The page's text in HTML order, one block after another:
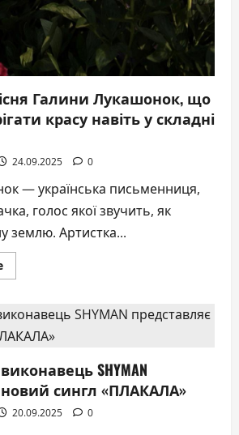
Галини Лукашонок, що
красу навіть у складні
24.09.2025 0
— українська письменниця,
голос якої звучить, як
землю. Артистка...
Докладніше
про
пісня
Галини
Лукашонок,
що
зберігати
красу
навіть
у
складні
SHYMAN
сингл «ПЛАКАЛА»
20.09.2025 0